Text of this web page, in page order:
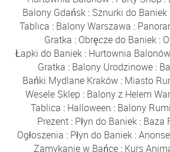
Balony Gdańsk : Sznurki do Baniek
Tablica : Balony Warszawa :
Gratka : Obręcze do Baniek:
Łapki do Baniek: Hurtownia Balonów
Gratka : Balony Urodzinowe:
Bańki Mydlane Kraków : Miasto
Wesele Sklep : Balony z Helem
Tablica : Halloween : Balony
Prezent : Płyn do Baniek : Baza
Ogłoszenia : Płyn do Baniek :Anonse
Zamykanie w Bańce : Kurs